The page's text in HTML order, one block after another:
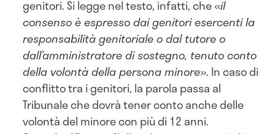
genitori. Si legge nel testo, infatti, che «il
consenso è espresso dai genitori esercenti la
responsabilità genitoriale o dal tutore o
dall’amministratore di sostegno, tenuto conto
della volontà della persona minore». In caso di
conflitto tra i genitori, la parola passa al
Tribunale che dovrà tener conto anche delle
volontà del minore con più di 12 anni.